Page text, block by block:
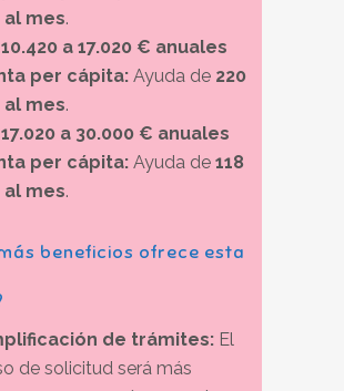
mes.
a 17.020 € anuales
per cápita: Ayuda de 220
mes.
a 30.000 € anuales
per cápita: Ayuda de 118
mes.
beneficios ofrece esta
de trámites: El
de solicitud será más